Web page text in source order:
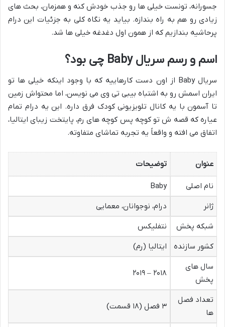
جسورانه، تونست خیلی ها رو جذب خودش کنه و همزمان، بحث های
زیادی رو هم به راه بندازه. بیاید یه نگاه کلی به جزئیات این درام
پرحاشیه بندازیم که از همون اول دغدغه خیلی ها شد.
اسم و رسم سریال Baby چی بود؟
سریال Baby از اون دست کارهاییه که با وجود اینکه خیلی ها تو
ایران اسمش رو به اشتباه بیبی تی وی می نویسن، اما محتواش زمین
تا آسمون با یه کانال تلویزیونی کودک فرق داره. این یه درام تمام
عیاره که قصه ش تو کوچه پس کوچه های رم، پایتخت زیبای ایتالیا،
اتفاق می افته و واقعاً یه تجربه تماشای متفاوته.
عنوان توضیحات
نام اصلی
Baby
ژانر
درام، نوجوانان، معمایی
شبکه پخش
نتفلیکس
کشور سازنده
ایتالیا (رم)
سال های
پخش
۲۰۱۸ – ۲۰۱۹
تعداد فصل
ها
۳ فصل (۱۸ قسمت)